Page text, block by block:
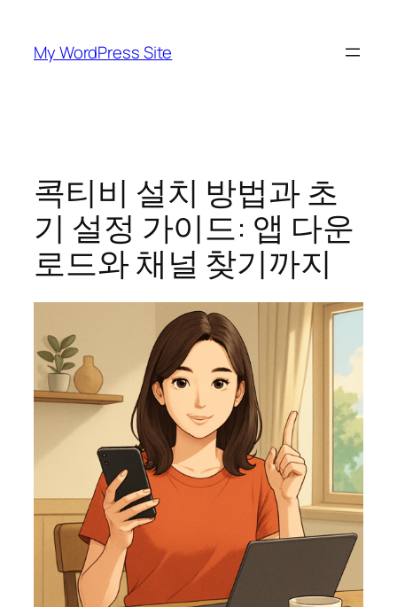
content
My WordPress Site
콕티비 설치 방법과 초
기 설정 가이드: 앱 다운
로드와 채널 찾기까지